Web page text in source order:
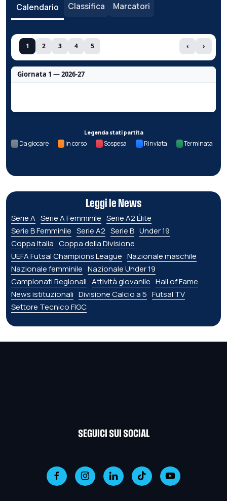
Calendario Classifica Marcatori
1 2 3 4 5 ‹ ›
Giornata 1 — 2026-27
Legenda stati partita
Da giocare In corso Sospesa Rinviata Terminata
Leggi le News
Serie A Serie A Femminile Serie A2 Élite
Serie B Femminile Serie A2 Serie B Under 19
Coppa Italia Coppa della Divisione
UEFA Futsal Champions League Nazionale maschile
Nazionale femminile Nazionale Under 19
Campionati Regionali Attività giovanile Hall of Fame
News istituzionali Divisione Calcio a 5 Futsal TV
Settore Tecnico FIGC
SEGUICI SUI SOCIAL